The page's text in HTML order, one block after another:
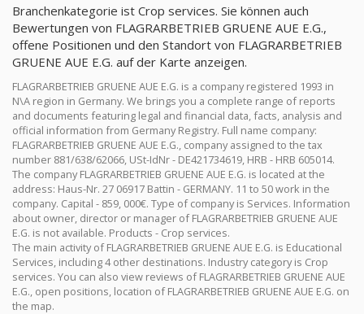
Branchenkategorie ist Crop services. Sie können auch
Bewertungen von FLAGRARBETRIEB GRUENE AUE E.G.,
offene Positionen und den Standort von FLAGRARBETRIEB
GRUENE AUE E.G. auf der Karte anzeigen.
FLAGRARBETRIEB GRUENE AUE E.G. is a company registered 1993 in
N\A region in Germany. We brings you a complete range of reports
and documents featuring legal and financial data, facts, analysis and
official information from Germany Registry. Full name company:
FLAGRARBETRIEB GRUENE AUE E.G., company assigned to the tax
number 881/638/62066, USt-IdNr - DE421734619, HRB - HRB 605014.
The company FLAGRARBETRIEB GRUENE AUE E.G. is located at the
address: Haus-Nr. 27 06917 Battin - GERMANY. 11 to 50 work in the
company. Capital - 859, 000€. Type of company is Services. Information
about owner, director or manager of FLAGRARBETRIEB GRUENE AUE
E.G. is not available. Products - Crop services.
The main activity of FLAGRARBETRIEB GRUENE AUE E.G. is Educational
Services, including 4 other destinations. Industry category is Crop
services. You can also view reviews of FLAGRARBETRIEB GRUENE AUE
E.G., open positions, location of FLAGRARBETRIEB GRUENE AUE E.G. on
the map.